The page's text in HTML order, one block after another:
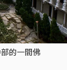
的一間佛